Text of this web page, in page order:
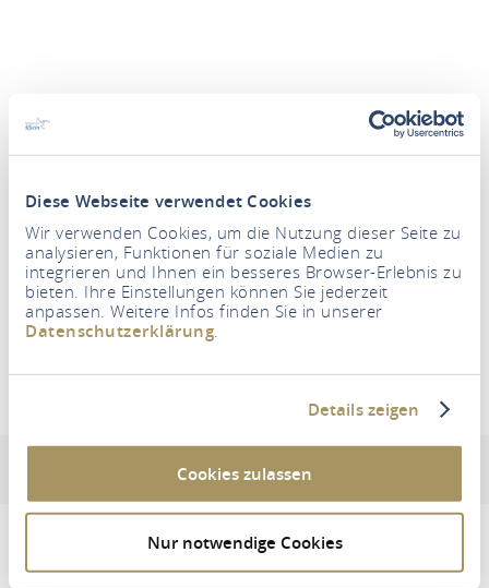
Diese Webseite verwendet Cookies
Wir verwenden Cookies, um die Nutzung dieser Seite zu
analysieren, Funktionen für soziale Medien zu
integrieren und Ihnen ein besseres Browser-Erlebnis zu
bieten. Ihre Einstellungen können Sie jederzeit
anpassen. Weitere Infos finden Sie in unserer
Datenschutzerklärung
Details zeigen
Cookies zulassen
Nur notwendige Cookies
Personen
2 Erwachsene
UNTERKÜNFTE SUCHEN
Ferienhaus Nagel
Adresse & Kontaktinformation